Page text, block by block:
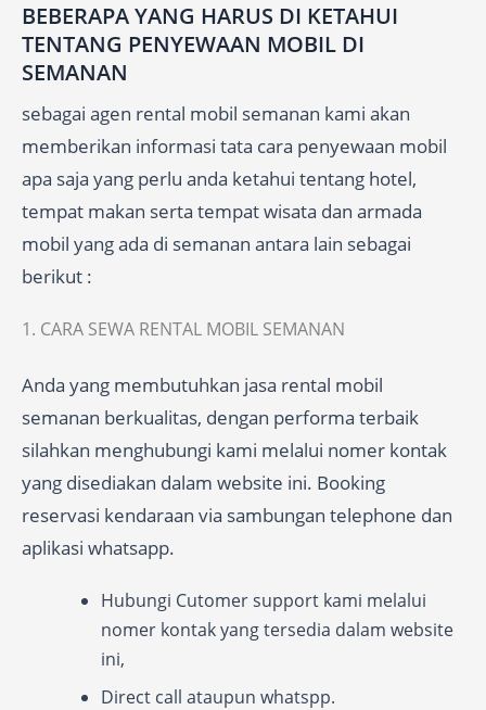
BEBERAPA YANG HARUS DI KETAHUI
TENTANG PENYEWAAN MOBIL DI
SEMANAN
sebagai agen rental mobil semanan kami akan
memberikan informasi tata cara penyewaan mobil
apa saja yang perlu anda ketahui tentang hotel,
tempat makan serta tempat wisata dan armada
mobil yang ada di semanan antara lain sebagai
berikut :
1. CARA SEWA RENTAL MOBIL SEMANAN
Anda yang membutuhkan jasa rental mobil
semanan berkualitas, dengan performa terbaik
silahkan menghubungi kami melalui nomer kontak
yang disediakan dalam website ini. Booking
reservasi kendaraan via sambungan telephone dan
aplikasi whatsapp.
Hubungi Cutomer support kami melalui
nomer kontak yang tersedia dalam website
ini,
Direct call ataupun whatspp.